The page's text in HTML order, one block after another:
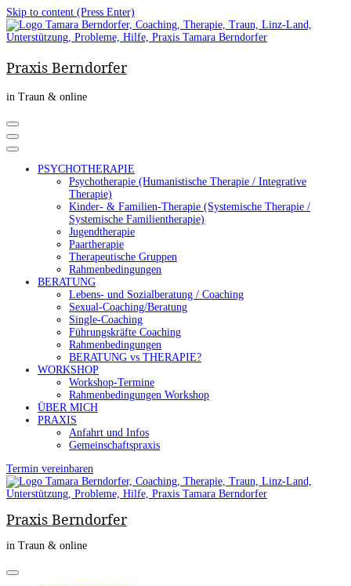
Skip to content (Press Enter)
Praxis Berndorfer
in Traun & online
PSYCHOTHERAPIE
Psychotherapie (Humanistische Therapie / Integrative
Therapie)
Kinder- & Familien-Therapie (Systemische Therapie /
Systemische Familientherapie)
Jugendtherapie
Paartherapie
Therapeutische Gruppen
Rahmenbedingungen
BERATUNG
Lebens- und Sozialberatung / Coaching
Sexual-Coaching/Beratung
Single-Coaching
Führungskräfte Coaching
Rahmenbedingungen
BERATUNG vs THERAPIE?
WORKSHOP
Workshop-Termine
Rahmenbedingungen Workshop
ÜBER MICH
PRAXIS
Anfahrt und Infos
Gemeinschaftspraxis
Termin vereinbaren
Praxis Berndorfer
in Traun & online